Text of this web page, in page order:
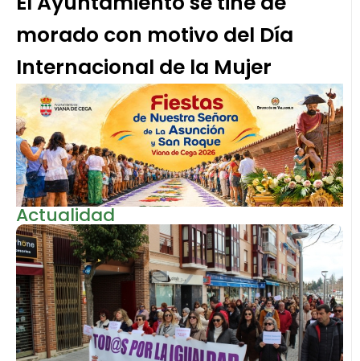
morado con motivo del Día
Internacional de la Mujer
Actualidad